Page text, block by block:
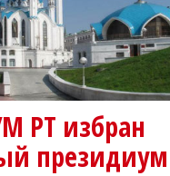
РТ избран
президиум